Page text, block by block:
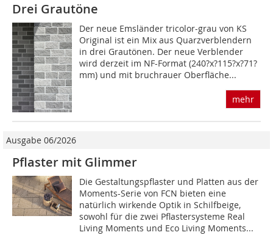
Drei Grautöne
Der neue Emsländer tricolor-grau von KS
Original ist ein Mix aus Quarzverblendern
in drei Grautönen. Der neue Verblender
wird derzeit im NF-Format (240?x?115?x?71?
mm) und mit bruchrauer Oberfläche...
mehr
Ausgabe 06/2026
Pflaster mit Glimmer
Die Gestaltungspflaster und Platten aus der
Moments-Serie von FCN bieten eine
natürlich wirkende Optik in Schilfbeige,
sowohl für die zwei Pflastersysteme Real
Living Moments und Eco Living Moments...